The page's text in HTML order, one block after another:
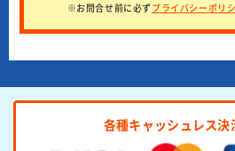
※お問合せ前に必ずプライバシーポリ
各種キャッシュレス決